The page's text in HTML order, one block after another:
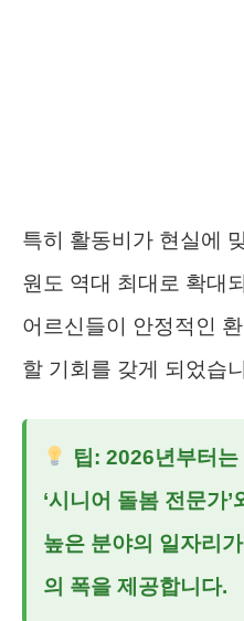
특히 활동비가 현실에
원도 역대 최대로 확대
어르신들이 안정적인
할 기회를 갖게 되었습
팁: 2026년부터는
‘시니어 돌봄 전문가
높은 분야의 일자리
의 폭을 제공합니다.